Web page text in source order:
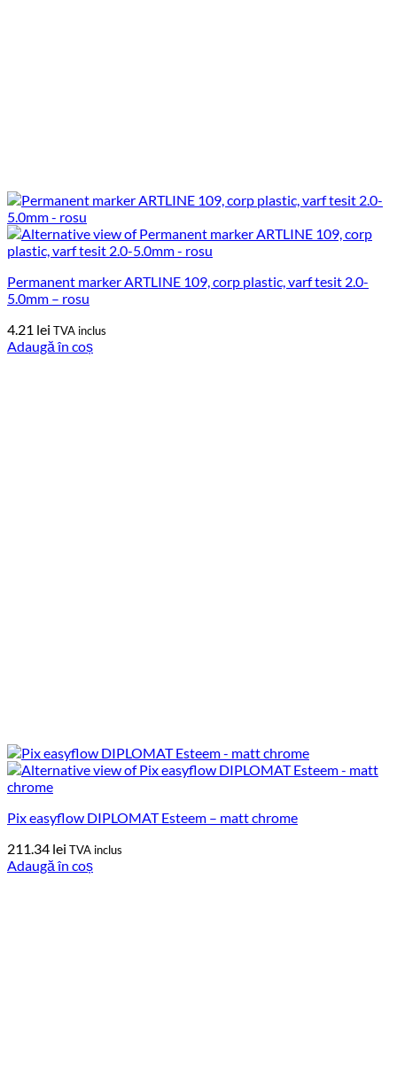
Permanent marker ARTLINE 109, corp plastic, varf tesit 2.0-
5.0mm – rosu
4.21 lei TVA inclus
Adaugă în coș
Pix easyflow DIPLOMAT Esteem – matt chrome
211.34 lei TVA inclus
Adaugă în coș